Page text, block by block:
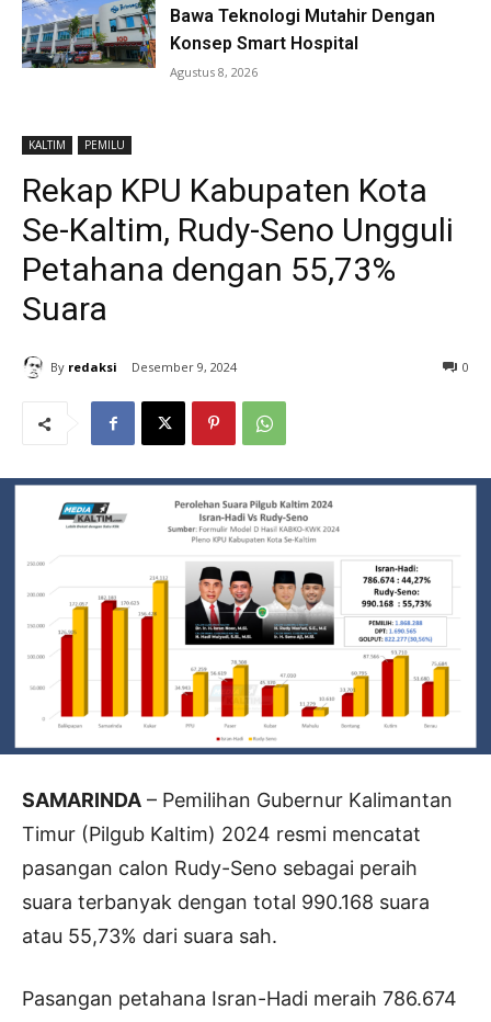
Bawa Teknologi Mutahir Dengan
Konsep Smart Hospital
Agustus 8, 2026